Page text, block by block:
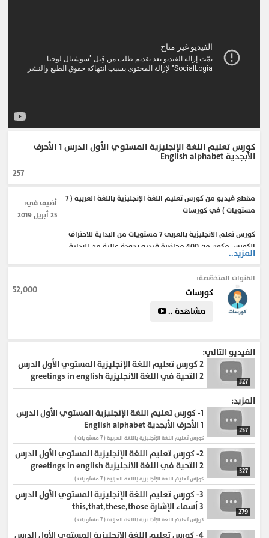
كورس تعليم اللغة الإنجليزية المستوي الأول الدرس 1 الأحرف
الأبجدية English alphabet
257
أضيف في:
25 أبريل 2019
مقطع فيديو من كورس تعليم اللغة الإنجليزية باللغة العربية ( 7
مستويات ) في كورسات
كورس تعلم الانجليزية بالعربى 7 مستويات من البداية للاحتراف
الكورس مكون من 400 محاضرة فيديو بجودة عالية من البداية
العربية ، والكورس ينقسم لقواعد ومحادثة وتويفل وقراءة
وكتابة .
المزيد..
القنوات المتخصّصة:
52,000
كورسات
مشاهدة ..
الفيديو التالي:
327
2كورس تعليم اللغة الإنجليزية المستوي الأول الدرس
2 التحية في اللغة الانجليزية greetings in english
المزيد:
257
1- كورس تعليم اللغة الإنجليزية المستوي الأول الدرس
1 الأحرف الأبجدية English alphabet
كورس تعليم اللغة الإنجليزية باللغة العربية ( 7 مستويات )
327
2- كورس تعليم اللغة الإنجليزية المستوي الأول الدرس
2 التحية في اللغة الانجليزية greetings in english
كورس تعليم اللغة الإنجليزية باللغة العربية ( 7 مستويات )
279
3- كورس تعليم اللغة الإنجليزية المستوي الأول الدرس
3 أسماء الإشارة this,that,these,those
كورس تعليم اللغة الإنجليزية باللغة العربية ( 7 مستويات )